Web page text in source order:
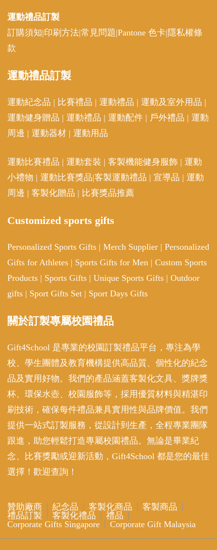
運動禮品訂製
訂購須知|印刷方法|常見問題|Pantone 色卡| 隱私權條
款
運動禮品訂製
運動紀念品 | 比賽禮品 | 運動禮品 | 運動及室外用品 |
運動健身贈品 | 運動禮品 | 運動配件 | 戶外禮品 | 運動
周邊 | 運動器材 | 運動用品
運動比賽禮品 | 運動套裝 | 客製機能健身服飾 | 運動
小禮物 | 運動比賽獎品|客製運動禮品 | 宣導品 | 運動
周邊 | 客製化贈品 | 比賽獎品推薦
Customized sports gifts
Personalized Sports Gifts | Merch Supplier | Personalized
Gifts for Athletes | Sports Gifts for Men | Custom Sports
Products | Sports Gifts | Unique Sports Gifts | Outdoor
gifts | Sport Gifts Set | Sport Days Gifts
關於訂製專屬校園禮品
Gift4School 是專業的校園訂製禮品平台，專注為學
校、學生團體及教育機構提供高品質、個性化的紀念
品及實用好物。我們的產品涵蓋客製化文具、獎牌獎
杯、環保水壺、校園服飾等，採用優質材料與精湛印
刷技術，確保每件禮品兼具實用性與品牌價值。我們
提供一站式訂製服務，從設計到生產，全程專業團隊
跟進，助您輕鬆打造專屬校園禮品。無論是畢業紀
念、比賽獎勵或迎新活動，Gift4School 都是您的最佳
選擇！歡迎查詢！
贊助廠商 紀念品 客製化商品
客製商品
禮品訂製
客製化禮品
禮品
Corporate Gifts Singapore
Corporate Gift Malaysia